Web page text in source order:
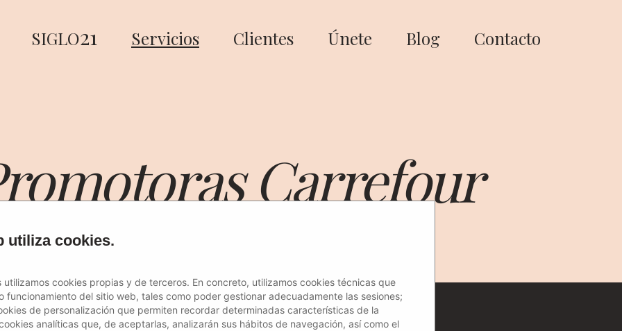
SIGLO21 Servicios Clientes Únete Blog Contacto
Carrefour
utiliza cookies.
utilizamos cookies propias y de terceros. En concreto, utilizamos cookies técnicas que
funcionamiento del sitio web, tales como poder gestionar adecuadamente las sesiones;
de personalización que permiten recordar determinadas características de la
analíticas que, de aceptarlas, analizarán sus hábitos de navegación, así como el